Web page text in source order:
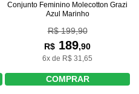
Conjunto Feminino Molecotton Grazi
Azul Marinho
R$ 199,90
R$ 189,90
6x de R$ 31,65
COMPRAR